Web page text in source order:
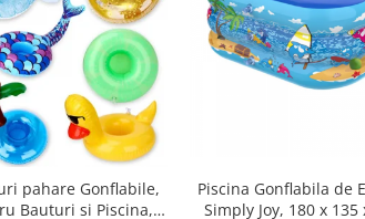
pahare Gonflabile,
Bauturi si Piscina,
Piscina Gonflabila de
Simply Joy, 180 x